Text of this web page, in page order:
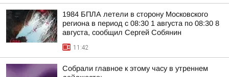
1984 БПЛА летели в сторону Московского
региона в период с 08:30 1 августа по 08:30 8
августа, сообщил Сергей Собянин
11:42
Собрали главное к этому часу в утреннем